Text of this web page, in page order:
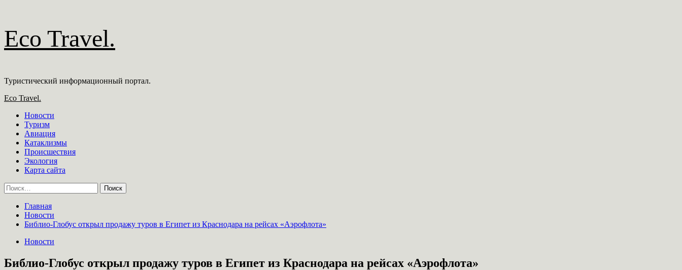
содержимому
Eco Travel.
Туристический информационный портал.
Основное
Eco Travel.
Новости
Туризм
Авиация
Катаклизмы
Происшествия
Экология
Карта сайта
Найти:
Главная
Новости
Библио-Глобус открыл продажу туров в Египет из Краснодара на рейсах «Аэрофлота»
Новости
Библио-Глобус открыл продажу туров в Египет из Краснодара на рейсах «Аэрофлота»